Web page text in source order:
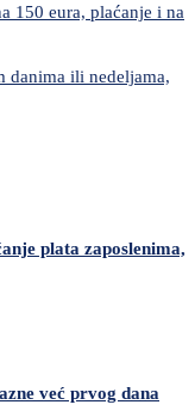
150 eura, plaćanje i na
danima ili nedeljama,
plata zaposlenima,
već prvog dana